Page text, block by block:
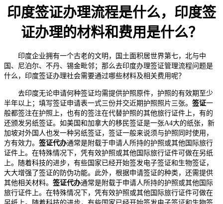
印度签证办理流程是什么，印度签
证办理的材料和费用是什么？
印度企业拥有一个古老的文明，国土面积居世界第七，北与中
国、尼泊尔、不丹、锡金毗邻；那么去印度办理签证管理流程问题是
什么，印度签证办理社会需要通过哪些材料及相关费用呢？
去印度无论申请何种签证均需提供护照原件，护照的有效期至少
半年以上；填写签证申请表一式三份并交近期护照照片三张。 签证一
般都签注在护照上，也有的签注在代替护照的其他旅行证件上，有的
还颁发另纸签证。如美国和加拿大的移民签证是一张A4大的纸张，新
加坡对外国人也发一种另纸签证，签证一般来说须与护照同时使用，
方有效力。 签证代办通常是附载于申请人所持的护照或其他国际旅行
证件上。在特殊情况下，凭有效护照或其他国际旅行证件可做在另纸
上。随着科技的进步，有些国家已经开始签发电子签证和生物签证，
大大增强了签证的防伪功能。此外，根据申请签证的种类，还需提供
其他相关材料。 签证代办通常是附载于申请人所持的护照或其他国际
旅行证件上。在特殊情况下，凭有效护照或其他国际旅行证件可做在